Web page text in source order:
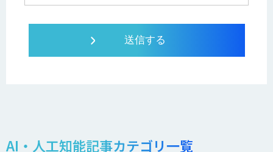
AI・人工知能記事カテゴリ一覧